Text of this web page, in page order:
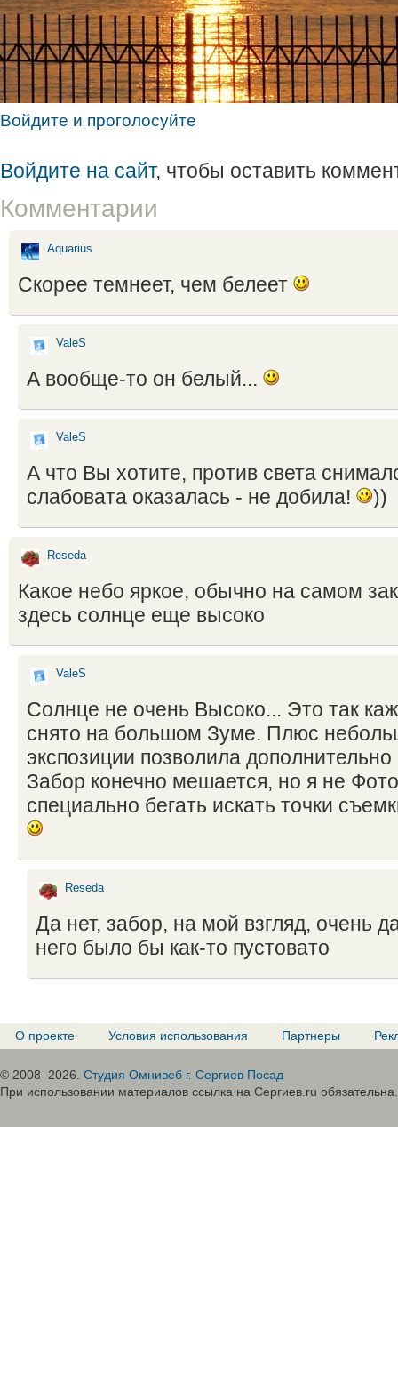
Войдите и проголосуйте
Войдите на сайт, чтобы оставить
Комментарии
Aquarius
Скорее темнеет, чем белеет
ValeS
А вообще-то он белый...
ValeS
А что Вы хотите, против света
слабовата оказалась - не добила!
))
Reseda
Какое небо яркое, обычно на самом
здесь солнце еще высоко
ValeS
Солнце не очень Высоко... Это так
снято на большом Зуме. Плюс
экспозиции позволила
Забор конечно мешается, но я не
специально бегать искать точки
Reseda
Да нет, забор, на мой взгляд, очень
него было бы как-то пустовато
О проекте Условия использования Партнеры
© 2008–2026. Студия Омнивеб г. Сергиев Посад
При использовании материалов ссылка на Сергиев.ru обязательна.